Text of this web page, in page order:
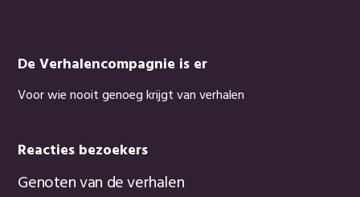
De Verhalencompagnie is er
Voor wie nooit genoeg krijgt van verhalen
Reacties bezoekers
Genoten van de verhalen